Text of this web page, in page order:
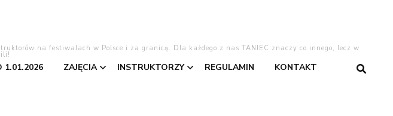
na festiwalach w Polsce i za granicą. Dla każdego z nas TANIEC znaczy co innego, lecz w
1.01.2026 ZAJĘCIA INSTRUKTORZY REGULAMIN KONTAKT